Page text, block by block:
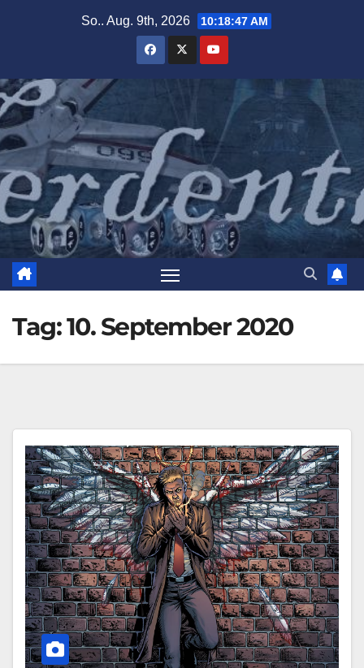
So.. Aug. 9th, 2026 10:18:48 AM
Tag:10. September 2020